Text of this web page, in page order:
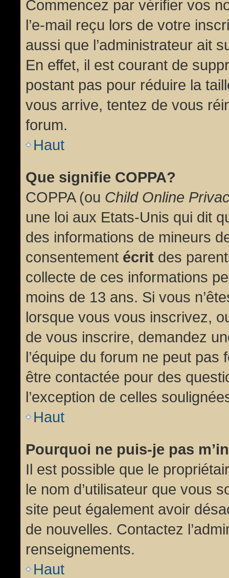
Commencez par vérifier vos
l’e-mail reçu lors de votre
aussi que l’administrateur ait
En effet, il est courant de
postant pas pour réduire la
vous arrive, tentez de vous
forum.
Haut
Que signifie COPPA?
COPPA (ou Child Online
une loi aux Etats-Unis qui dit
des informations de mineurs
consentement écrit des
collecte de ces informations
moins de 13 ans. Si vous
lorsque vous vous inscrivez,
de vous inscrire, demandez
l’équipe du forum ne peut
être contactée pour des
l’exception de celles
Haut
Pourquoi ne puis-je pas
Il est possible que le
le nom d’utilisateur que vous
site peut également avoir
de nouvelles. Contactez
renseignements.
Haut